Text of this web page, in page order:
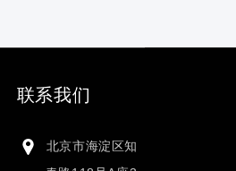
联系我们
北京市海淀区知